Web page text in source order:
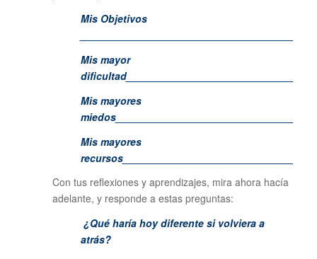
Mis Objetivos
Mis mayor
Mis mayores
Mis mayores
Con tus reflexiones y aprendizajes, mira ahora hacía
adelante, y responde a estas preguntas:
¿Qué haría hoy diferente si volviera a
atrás?